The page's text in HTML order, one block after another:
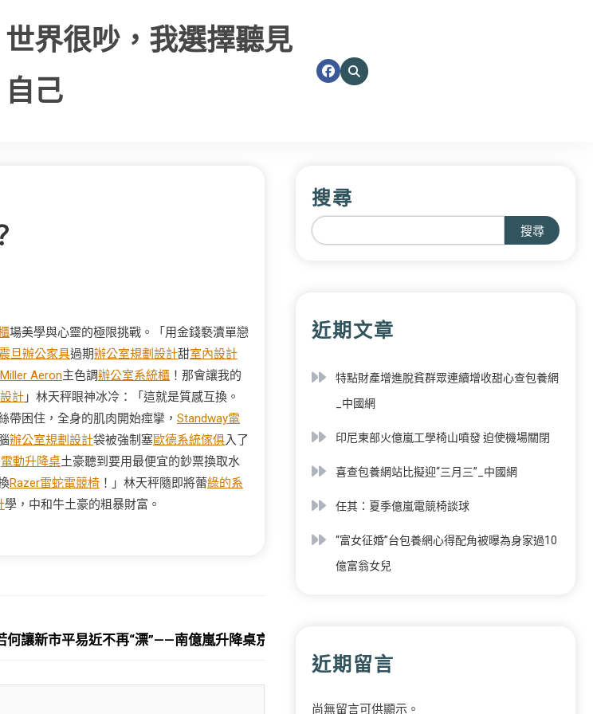
世界很吵，我選擇聽見
自己
場美學與心靈的極限挑戰。「用金錢褻瀆單戀
震旦辦公家具過期辦公室規劃設計甜室內設計
Aeron主色調辦公室系統櫃 ！那會讓我的
計 」林天秤眼神冰冷：「這就是質感互換。
帶困住，全身的肌肉開始痙攣， Standway電
辦公室規劃設計袋被強制塞歐德系統傢俱入了
電動升降桌土豪聽到要用最便宜的鈔票換取水
Razer雷蛇電競椅 ！」林天秤隨即將蕾綠的系
學，中和牛土豪的粗暴財富。
何讓新市平易近不再“漂”——南億嵐升降桌京住房租賃市場查詢拜訪
搜尋
搜尋
近期文章
特點財產增進脫貧群眾連續增收甜心查包養網
_中國網
印尼東部火億嵐工學椅山噴發 迫使機場關閉
喜查包養網站比擬迎“三月三”_中國網
任其：夏季億嵐電競椅談球
“富女征婚”台包養網心得配角被曝為身家過10
億富翁女兒
近期留言
尚無留言可供顯示。